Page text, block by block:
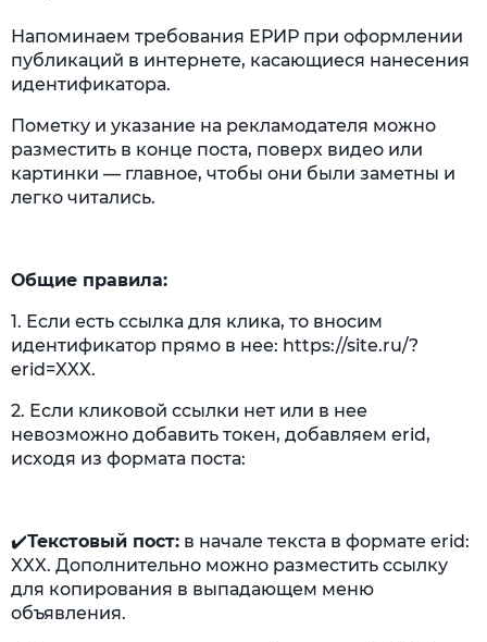
Напоминаем требования ЕРИР при оформлении
публикаций в интернете, касающиеся нанесения
идентификатора.
Пометку и указание на рекламодателя можно
разместить в конце поста, поверх видео или
картинки — главное, чтобы они были заметны и
легко читались.
Общие правила:
1. Если есть ссылка для клика, то вносим
идентификатор прямо в нее: https://site.ru/?
erid=XXX.
2. Если кликовой ссылки нет или в нее
невозможно добавить токен, добавляем erid,
исходя из формата поста:
✔️Текстовый пост: в начале текста в формате erid:
XXX. Дополнительно можно разместить ссылку
для копирования в выпадающем меню
объявления.